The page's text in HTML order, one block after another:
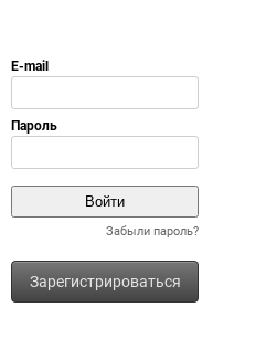
Забыли пароль?
Зарегистрироваться